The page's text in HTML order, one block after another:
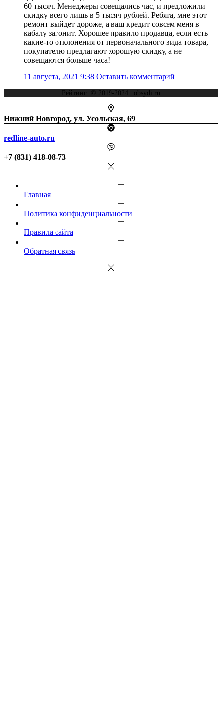
60 тысяч. Менеджеры совещались час, и предложили
скидку всего лишь в 5 тысяч рублей. Ребята, мне этот
ремонт выйдет дороже, а ваш кредит совсем меня в
кабалу загонит. Хорошее правило продавца, если есть
какие-то отклонения от первоначального вида товара,
покупателю предлагают хорошую скидку, а не
совещаются больше часа!
11 августа, 2021 9:38 Оставить комментарий
Рейтинг © 2019-2024 | obsydi.ru
Нижний Новгород, ул. Усольская, 69
redline-auto.ru
+7 (831) 418-08-73
Главная
Политика конфиденциальности
Правила сайта
Обратная связь